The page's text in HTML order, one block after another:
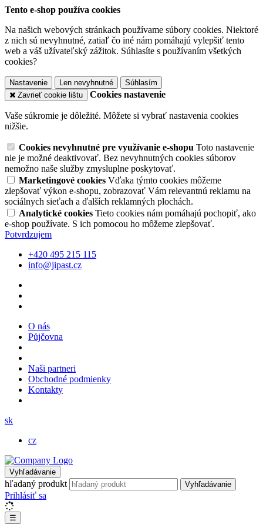
Tento e-shop používa cookies
Na našich webových stránkach používame súbory cookies. Niektoré
z nich sú nevyhnutné, zatiaľ čo iné nám pomáhajú vylepšiť tento
web a váš užívateľský zážitok. Súhlasíte s používaním všetkých
cookies?
Nastavenie Len nevyhnutné
Súhlasím
Zavrieť cookie lištu
Cookies nastavenie
Vaše súkromie je dôležité. Môžete si vybrať nastavenia cookies
nižšie.
Cookies nevyhnutné pre využívanie e-shopu Toto nastavenie
nie je možné deaktivovať. Bez nevyhnutných cookies súborov
nemožno naše služby zmysluplne poskytovať.
Marketingové cookies Vďaka týmto cookies môžeme
zlepšovať výkon e-shopu, zobrazovať Vám relevantnú reklamu na
sociálnych sieťach a ďalších reklamných plochách.
Analytické cookies Tieto cookies nám pomáhajú pochopiť, ako
e-shop používate. S ich pomocou ho môžeme zlepšovať.
Potvrdzujem
+420 495 215 115
info@jipast.cz
O nás
Půjčovna
Naši partneri
Obchodné podmienky
Kontakty
sk
cz
Vyhľadávanie
hľadaný produkt Vyhľadávanie
Prihlásiť sa
☰